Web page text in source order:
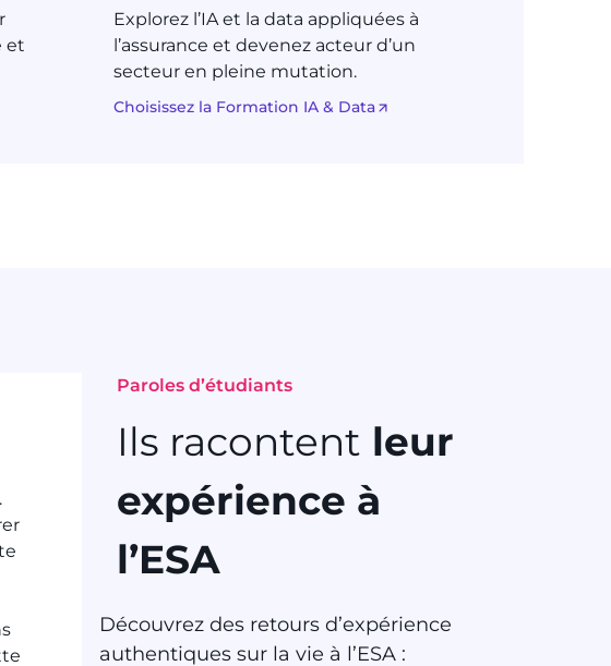
et
Explorez l’IA et la data appliquées à
l’assurance et devenez acteur d’un
secteur en pleine mutation.
Choisissez la Formation IA & Data
Paroles d’étudiants
Ils racontent leur
expérience à
l’ESA
Découvrez des retours d’expérience
authentiques sur la vie à l’ESA :